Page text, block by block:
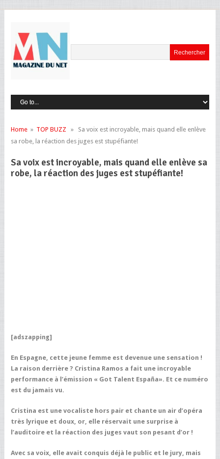
Home» TOP BUZZ » Sa voix est incroyable, mais quand elle enlève
sa robe, la réaction des juges est stupéfiante!
Sa voix est incroyable, mais quand elle enlève sa
robe, la réaction des juges est stupéfiante!
[adszapping]
En Espagne, cette jeune femme est devenue une sensation !
La raison derrière ? Cristina Ramos a fait une incroyable
performance à l’émission « Got Talent España». Et ce numéro
est du jamais vu.
Cristina est une vocaliste hors pair et chante un air d’opéra
très lyrique et doux, or, elle réservait une surprise à
l’auditoire et la réaction des juges vaut son pesant d’or !
Avec sa voix, elle avait conquis déjà le public et le jury, mais